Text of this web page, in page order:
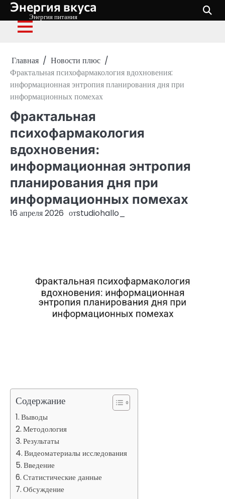
Перейти
содержимому
Энергия вкуса
Энергия питания
Главная
Новости плюс
Фрактальная психофармакология вдохновения:
информационная энтропия планирования дня при
информационных помехах
Фрактальная
психофармакология
вдохновения:
информационная энтропия
планирования дня при
информационных помехах
16 апреля 2026 отstudiohallo_
Содержание
Выводы
Методология
Результаты
Видеоматериалы исследования
Введение
Статистические данные
Обсуждение